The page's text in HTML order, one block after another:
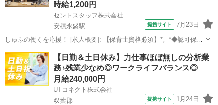
時給1,200円
セントスタッフ株式会社
安積永盛駅
提携サイト 7月23日
しゅふの働くを応援！ [求人概要]: 【保育士資格必須】*。*◆認可保育
園の保育士募集◆派遣／15時～18時OK／扶養内OK／駐車場完備／時
給1200円～1500円 [職種名]: 認可保育園の保育スタッフ [勤務地・最...
福島 安積永盛駅 保育士
【日勤＆土日休み】力仕事ほぼ無しの分析業
務♪残業少なめ◎ワークライフバランス◎…
月給240,000円
UTコネクト株式会社
双葉郡
提携サイト 1月24日